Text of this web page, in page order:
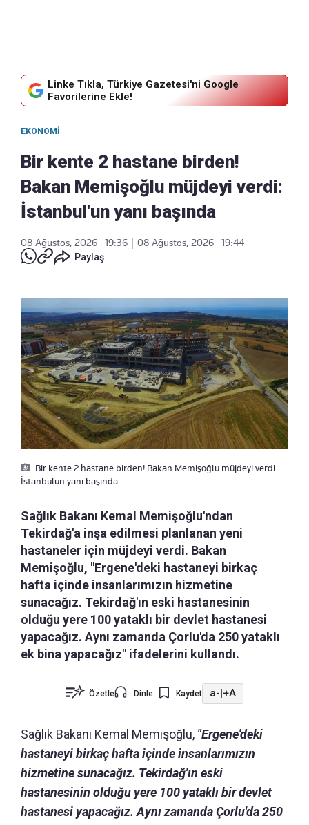
Linke Tıkla, Türkiye Gazetesi'ni Google
Favorilerine Ekle!
EKONOMI
Bir kente 2 hastane birden!
Bakan Memişoğlu müjdeyi verdi:
İstanbul'un yanı başında
08 Ağustos, 2026 - 19:36
08 Ağustos, 2026 - 19:44
Paylaş
Bir kente 2 hastane birden! Bakan Memişoğlu müjdeyi verdi:
İstanbulun yanı başında
Sağlık Bakanı Kemal Memişoğlu'ndan
Tekirdağ'a inşa edilmesi planlanan yeni
hastaneler için müjdeyi verdi. Bakan
Memişoğlu, "Ergene'deki hastaneyi birkaç
hafta içinde insanlarımızın hizmetine
sunacağız. Tekirdağ'ın eski hastanesinin
olduğu yere 100 yataklı bir devlet hastanesi
yapacağız. Aynı zamanda Çorlu'da 250 yataklı
ek bina yapacağız" ifadelerini kullandı.
Özetle Dinle Kaydet a-|+A
Sağlık Bakanı Kemal Memişoğlu, "Ergene'deki
hastaneyi birkaç hafta içinde insanlarımızın
hizmetine sunacağız. Tekirdağ'ın eski
hastanesinin olduğu yere 100 yataklı bir devlet
hastanesi yapacağız. Aynı zamanda Çorlu'da 250